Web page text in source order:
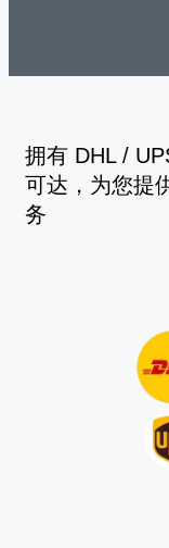
拥有 DHL /
可达，为您提
务